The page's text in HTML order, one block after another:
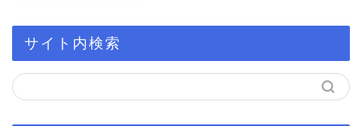
サイト内検索